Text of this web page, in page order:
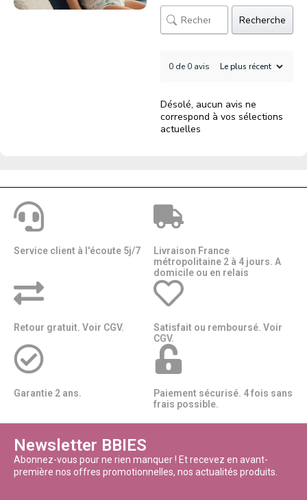
Recherche
0 de 0 avis
Désolé, aucun avis ne
correspond à vos sélections
actuelles
Service client à l'écoute 5j/7
Livraison France
métropolitaine 2 à 4 jours. A
domicile ou en relais​​
Retour gratuit. Voir CGV.
Satisfait ou remboursé. Voir
CGV.
Garantie 2 ans.
Paiement sécurisé. 4 fois sans
frais possible.
Newsletter BBIES
Abonnez-vous pour ne rien manquer ! Et recevez en avant-
première nos offres promotionnelles, nos actualités produits.